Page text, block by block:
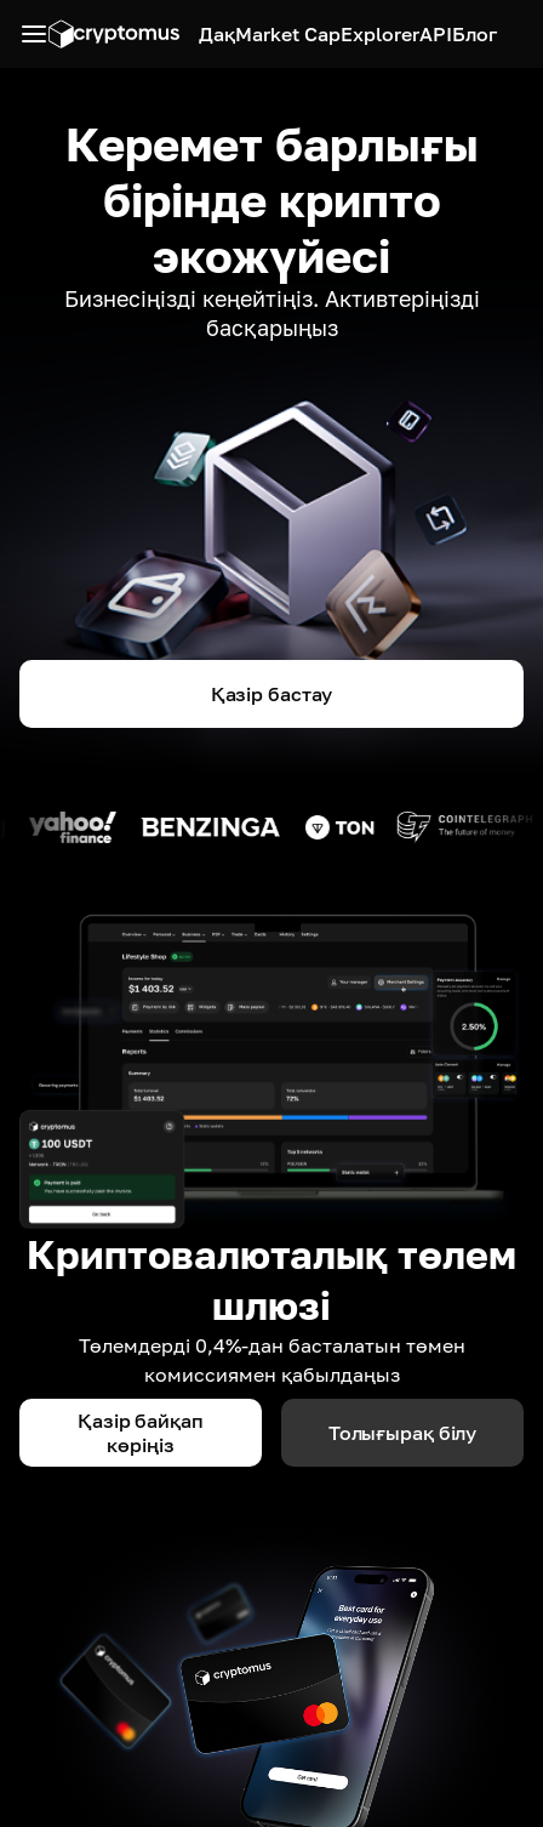
ДақMarket CapExplorerAPIБлог
Керемет барлығы
бірінде крипто
экожүйесі
Бизнесіңізді кеңейтіңіз. Активтеріңізді
басқарыңыз
Қазір бастау
Криптовалюталық төлем
шлюзі
Төлемдерді 0,4%-дан басталатын төмен
комиссиямен қабылдаңыз
Қазір байқап
көріңіз
Толығырақ білу